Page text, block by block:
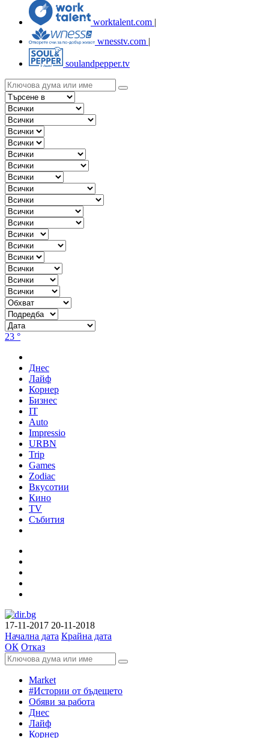
worktalent.com |
wnesstv.com |
soulandpepper.tv
23 °
Днес
Лайф
Корнер
Бизнес
IT
Auto
Impressio
URBN
Trip
Games
Zodiac
Вкусотии
Кино
TV
Събития
17-11-2017 20-11-2018
Начална дата Крайна дата
ОК Отказ
Market
#Истории от бъдещето
Обяви за работа
Днес
Лайф
Корнер